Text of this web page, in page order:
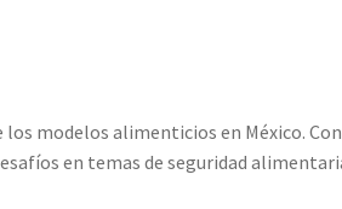
los modelos alimenticios en México.
en temas de seguridad